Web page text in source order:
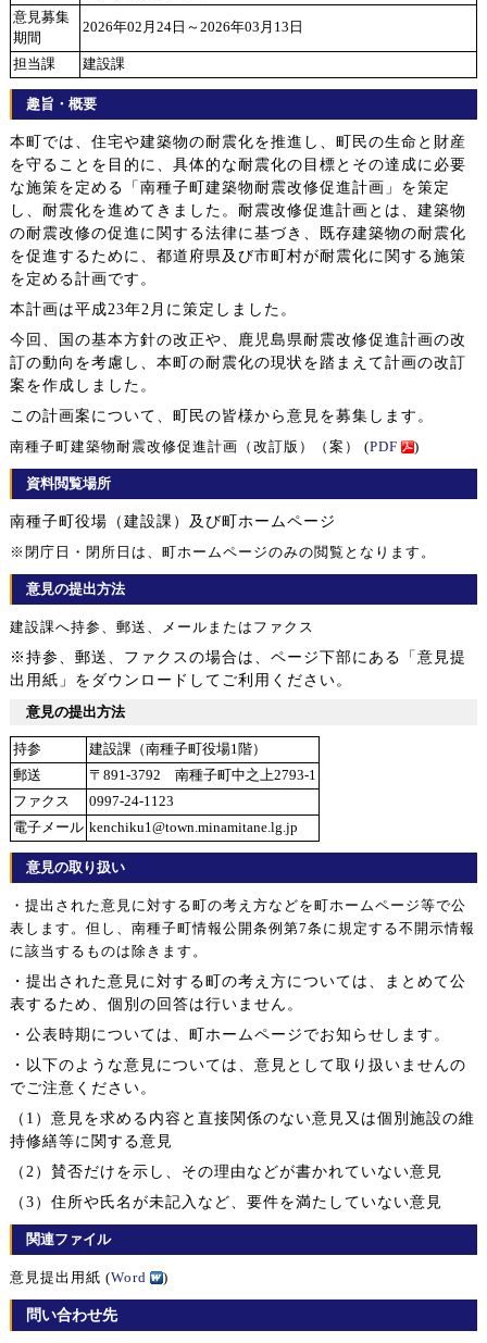
意見募集
期間
2026年02月24日～2026年03月13日
担当課 建設課
趣旨・概要
本町では、住宅や建築物の耐震化を推進し、町民の生命と財産
を守ることを目的に、具体的な耐震化の目標とその達成に必要
な施策を定める「南種子町建築物耐震改修促進計画」を策定
し、耐震化を進めてきました。耐震改修促進計画とは、建築物
の耐震改修の促進に関する法律に基づき、既存建築物の耐震化
を促進するために、都道府県及び市町村が耐震化に関する施策
を定める計画です。
本計画は平成23年2月に策定しました。
今回、国の基本方針の改正や、鹿児島県耐震改修促進計画の改
訂の動向を考慮し、本町の耐震化の現状を踏まえて計画の改訂
案を作成しました。
この計画案について、町民の皆様から意見を募集します。
南種子町建築物耐震改修促進計画（改訂版）（案） (PDF )
資料閲覧場所
南種子町役場（建設課）及び町ホームページ
※閉庁日・閉所日は、町ホームページのみの閲覧となります。
意見の提出方法
建設課へ持参、郵送、メールまたはファクス
※持参、郵送、ファクスの場合は、ページ下部にある「意見提
出用紙」をダウンロードしてご利用ください。
意見の提出方法
持参
建設課（南種子町役場1階）
郵送
〒891-3792 南種子町中之上2793-1
ファクス
0997-24-1123
電子メール kenchiku1@town.minamitane.lg.jp
意見の取り扱い
・提出された意見に対する町の考え方などを町ホームページ等で公
表します。但し、南種子町情報公開条例第7条に規定する不開示情報
に該当するものは除きます。
・提出された意見に対する町の考え方については、まとめて公
表するため、個別の回答は行いません。
・公表時期については、町ホームページでお知らせします。
・以下のような意見については、意見として取り扱いませんの
でご注意ください。
（1）意見を求める内容と直接関係のない意見又は個別施設の維
持修繕等に関する意見
（2）賛否だけを示し、その理由などが書かれていない意見
（3）住所や氏名が未記入など、要件を満たしていない意見
関連ファイル
意見提出用紙 (Word )
問い合わせ先